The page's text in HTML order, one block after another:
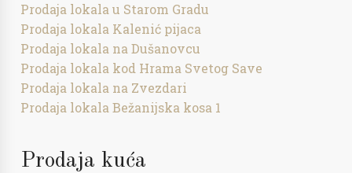
Prodaja lokala u Starom Gradu
Prodaja lokala Kalenić pijaca
Prodaja lokala na Dušanovcu
Prodaja lokala kod Hrama Svetog Save
Prodaja lokala na Zvezdari
Prodaja lokala Bežanijska kosa 1
Prodaja kuća